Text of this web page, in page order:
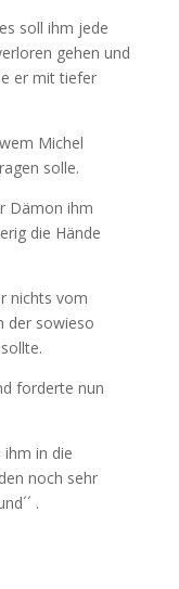
soll ihm jede
gehen und
er mit tiefer
Michel
solle.
Dämon ihm
die Hände
nichts vom
der sowieso
forderte nun
in die
noch sehr
.